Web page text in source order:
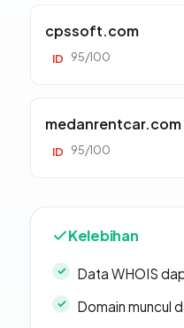
cpssoft.com
ID 95/100
medanrentcar.com
ID 95/100
Kelebihan
Data WHOIS
Domain muncul